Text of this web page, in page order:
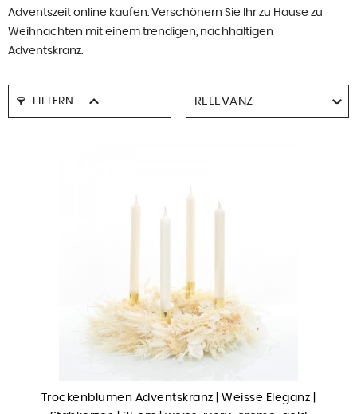
Adventszeit online kaufen. Verschönern Sie Ihr zu Hause zu
Weihnachten mit einem trendigen, nachhaltigen
Adventskranz.
FILTERN
Trockenblumen Adventskranz | Weisse Eleganz |